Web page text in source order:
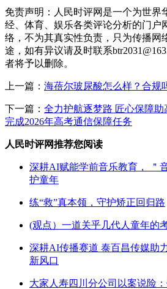
免责声明：人民时评网是一个为世界
经、体育、娱乐各类评论分析的门户
络，不为其真实性负责，只为传播网
途，如有异议请及时联系
者将予以删除。
上一篇： 海蓓尔玻尿酸怎么样？合规
下一篇： 全力护航逐梦路 匠心保障
完成2026年高考通信保障任务
人民时评网推荐您阅读
深耕AI赋能学前音乐教育， ＂
护童年
练“救”真本领，守护矫正回归路
(观点）一道关乎几代人童年的
深耕AI传播赛道 泰百昌传媒助
新风口
大家人寿四川分公司以案说险